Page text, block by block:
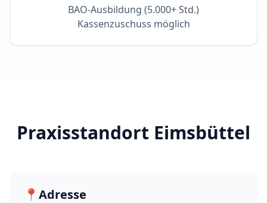
BAO-Ausbildung (5.000+ Std.)
Kassenzuschuss möglich
Praxisstandort Eimsbüttel
📍 Adresse